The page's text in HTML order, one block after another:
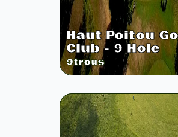
Haut Poitou
Club - 9 Hole
9trous